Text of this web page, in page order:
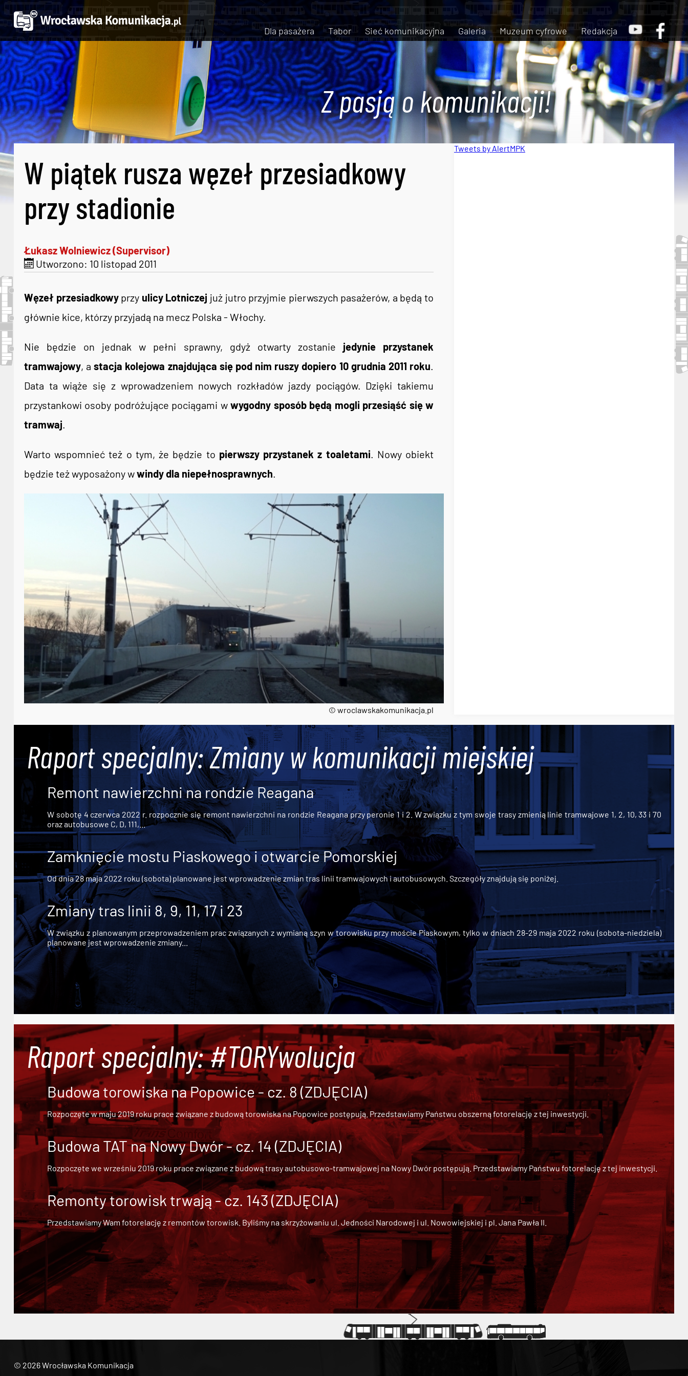
Dla pasażera Tabor Sieć komunikacyjna Galeria Muzeum cyfrowe Redakcja
Z pasją o komunikacji!
W piątek rusza węzeł przesiadkowy
przy stadionie
Łukasz Wolniewicz (Supervisor)
Utworzono: 10 listopad 2011
© wroclawskakomunikacja.pl
Węzeł przesiadkowyprzy ulicy Lotniczej już jutro przyjmie pierwszych pasażerów, a będą to
głównie kice, którzy przyjadą na mecz Polska - Włochy.
Nie będzie on jednak w pełni sprawny, gdyż otwarty zostanie jedynie przystanek
tramwajowy, astacja kolejowa znajdująca się pod nim ruszy dopiero 10 grudnia 2011 roku.
Data ta wiąże się z wprowadzeniem nowych rozkładów jazdy pociągów. Dzięki takiemu
przystankowi osoby podróżujące pociągami wwygodny sposób będą mogli przesiąść się w
tramwaj.
Warto wspomnieć też o tym, że będzie to pierwszy przystanek z toaletami. Nowy obiekt
będzie też wyposażony wwindy dla niepełnosprawnych.
Tweets by AlertMPK
Raport specjalny: Zmiany w komunikacji miejskiej
Remont nawierzchni na rondzie Reagana
W sobotę 4 czerwca 2022 r. rozpocznie się remont nawierzchni na rondzie Reagana przy peronie 1 i 2. W związku z tym swoje trasy zmienią linie tramwajowe 1, 2, 10, 33 i 70
oraz autobusowe C, D, 111,...
Zamknięcie mostu Piaskowego i otwarcie Pomorskiej
Od dnia 28 maja 2022 roku (sobota) planowane jest wprowadzenie zmian tras linii tramwajowych i autobusowych. Szczegóły znajdują się poniżej.
Zmiany tras linii 8, 9, 11, 17 i 23
W związku z planowanym przeprowadzeniem prac związanych z wymianą szyn w torowisku przy moście Piaskowym, tylko w dniach 28-29 maja 2022 roku (sobota-niedziela)
planowane jest wprowadzenie zmiany...
Raport specjalny: #TORYwolucja
Budowa torowiska na Popowice - cz. 8 (ZDJĘCIA)
Rozpoczęte w maju 2019 roku prace związane z budową torowiska na Popowice postępują. Przedstawiamy Państwu obszerną fotorelację z tej inwestycji.
Budowa TAT na Nowy Dwór - cz. 14 (ZDJĘCIA)
Rozpoczęte we wrześniu 2019 roku prace związane zbudową trasy autobusowo-tramwajowej na Nowy Dwórpostępują. Przedstawiamy Państwu fotorelację z tej inwestycji.
Remonty torowisk trwają - cz. 143 (ZDJĘCIA)
Przedstawiamy Wam fotorelację z remontów torowisk. Byliśmy na skrzyżowaniu ul. Jedności Narodowej i ul. Nowowiejskiej i pl. Jana Pawła II.
© 2026 Wrocławska Komunikacja